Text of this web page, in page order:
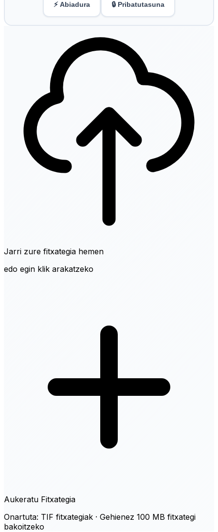
⚡ Abiadura 🔒 Pribatutasuna
Jarri zure fitxategia hemen
edo egin klik arakatzeko
Aukeratu Fitxategia
Onartuta: TIF fitxategiak · Gehienez 100 MB fitxategi
bakoitzeko